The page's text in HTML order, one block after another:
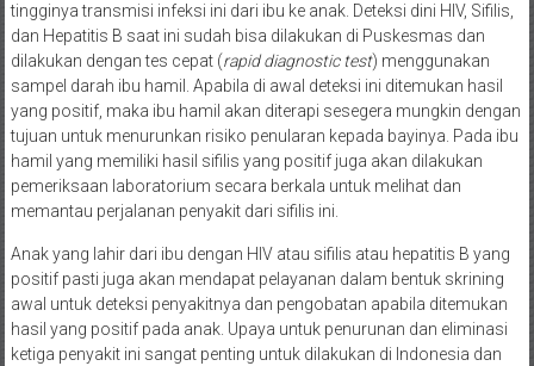
tingginya transmisi infeksi ini dari ibu ke anak. Deteksi dini HIV, Sifilis,
dan Hepatitis B saat ini sudah bisa dilakukan di Puskesmas dan
dilakukan dengan tes cepat (rapid diagnostic test) menggunakan
sampel darah ibu hamil. Apabila di awal deteksi ini ditemukan hasil
yang positif, maka ibu hamil akan diterapi sesegera mungkin dengan
tujuan untuk menurunkan risiko penularan kepada bayinya. Pada ibu
hamil yang memiliki hasil sifilis yang positif juga akan dilakukan
pemeriksaan laboratorium secara berkala untuk melihat dan
memantau perjalanan penyakit dari sifilis ini.
Anak yang lahir dari ibu dengan HIV atau sifilis atau hepatitis B yang
positif pasti juga akan mendapat pelayanan dalam bentuk skrining
awal untuk deteksi penyakitnya dan pengobatan apabila ditemukan
hasil yang positif pada anak. Upaya untuk penurunan dan eliminasi
ketiga penyakit ini sangat penting untuk dilakukan di Indonesia dan